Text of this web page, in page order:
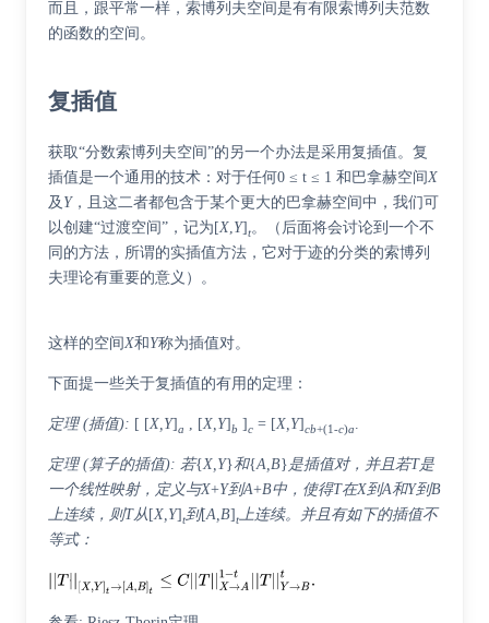
而且，跟平常一样，索博列夫空间是有有限索博列夫范数
的函数的空间。
复插值
获取“分数索博列夫空间”的另一个办法是采用复插值。复
插值是一个通用的技术：对于任何0 ≤ t ≤ 1 和巴拿赫空间X
及 Y，且这二者都包含于某个更大的巴拿赫空间中，我们可
以创建“过渡空间”，记为[X,Y]t。（后面将会讨论到一个不
同的方法，所谓的实插值方法，它对于迹的分类的索博列
夫理论有重要的意义）。
这样的空间X和 Y称为插值对。
下面提一些关于复插值的有用的定理：
定理 (插值): [ [X,Y]a , [X,Y]b ]c = [X,Y]cb+(1-c)a.
定理 (算子的插值): 若{X,Y}和{A,B} 是插值对，并且若T是
一个线性映射，定义与X+Y到A+B中，使得T在X到A和Y到B
上连续，则T从 [X,Y]t到[A,B]t上连续。并且有如下的插值不
等式：